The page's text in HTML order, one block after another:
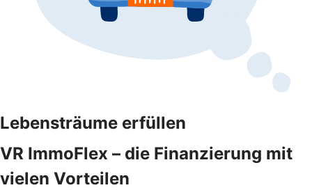
Lebensträume erfüllen
VR ImmoFlex – die Finanzierung mit
vielen Vorteilen